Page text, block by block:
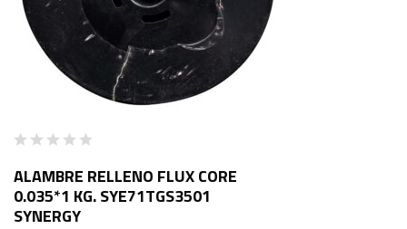
ALAMBRE RELLENO FLUX CORE
0.035*1 KG. SYE71TGS3501
SYNERGY